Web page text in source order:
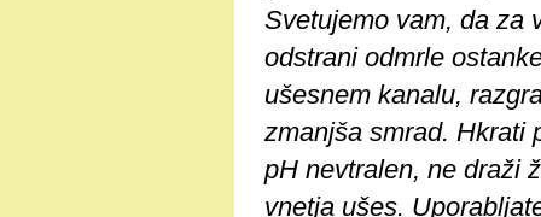
Svetujemo vam, da za
odstrani odmrle
ušesnem kanalu,
zmanjša smrad. Hkrati
pH nevtralen, ne draži
vnetja ušes.